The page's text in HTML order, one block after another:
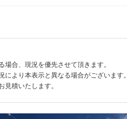
合、現況を優先させて頂きます。
より本表示と異なる場合がございます。
積いたします。